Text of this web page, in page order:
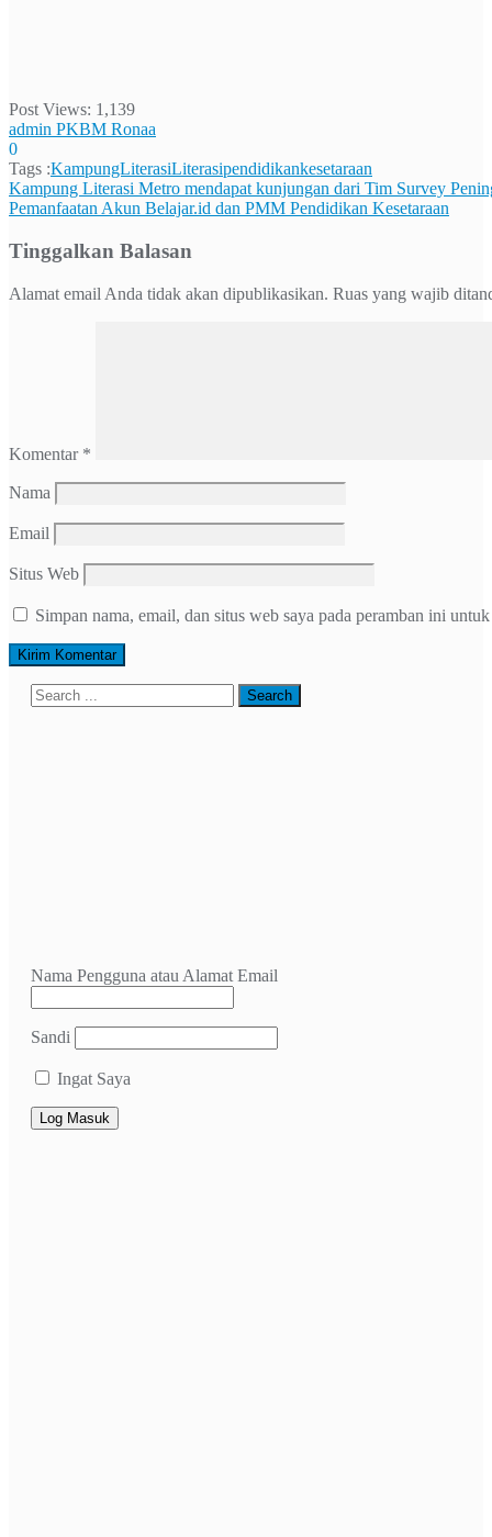
Post Views: 1,139
admin PKBM Ronaa
0
Tags :KampungLiterasiLiterasipendidikankesetaraan
Navigasi
pos
Kampung Literasi Metro mendapat kunjungan dari Tim Survey
Pemanfaatan Akun Belajar.id dan PMM Pendidikan Kesetaraan
Tinggalkan Balasan
Alamat email Anda tidak akan dipublikasikan. Ruas yang wajib
Komentar *
Nama
Email
Situs Web
Simpan nama, email, dan situs web saya pada peramban ini
Nama Pengguna atau Alamat Email
Sandi
Ingat Saya